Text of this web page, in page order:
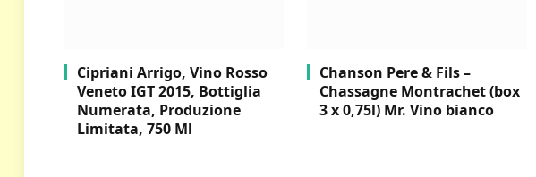
Cipriani Arrigo, Vino Rosso
Veneto IGT 2015, Bottiglia
Numerata, Produzione
Limitata, 750 Ml
Chanson Pere & Fils –
Chassagne Montrachet (box
3 x 0,75l) Mr. Vino bianco